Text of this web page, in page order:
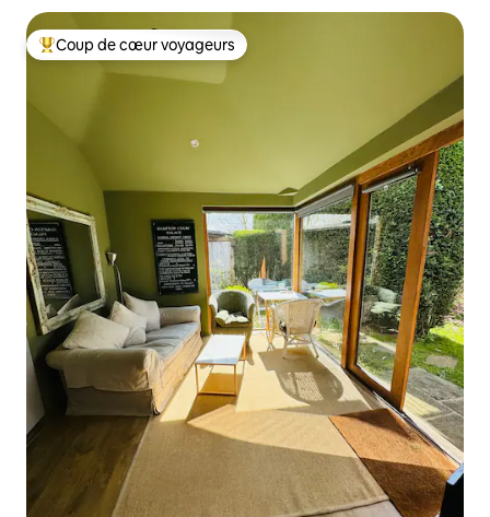
Coups de cœur voyageurs les plus appréciés
Coup de cœur voyageurs